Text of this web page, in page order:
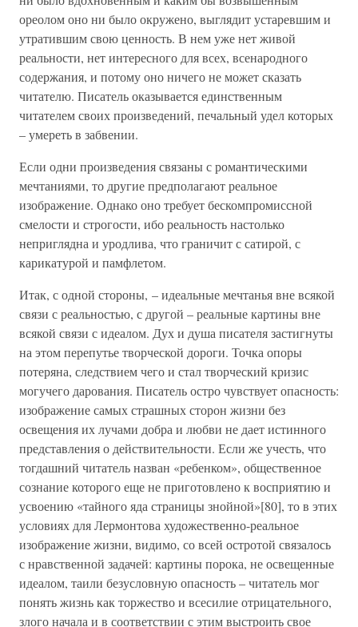
ореолом оно ни было окружено, выглядит устаревшим и
утратившим свою ценность. В нем уже нет живой
реальности, нет интересного для всех, всенародного
содержания, и потому оно ничего не может сказать
читателю. Писатель оказывается единственным
читателем своих произведений, печальный удел которых
– умереть в забвении.
Если одни произведения связаны с романтическими
мечтаниями, то другие предполагают реальное
изображение. Однако оно требует бескомпромиссной
смелости и строгости, ибо реальность настолько
неприглядна и уродлива, что граничит с сатирой, с
карикатурой и памфлетом.
Итак, с одной стороны, – идеальные мечтанья вне всякой
связи с реальностью, с другой – реальные картины вне
всякой связи с идеалом. Дух и душа писателя застигнуты
на этом перепутье творческой дороги. Точка опоры
потеряна, следствием чего и стал творческий кризис
могучего дарования. Писатель остро чувствует опасность:
изображение самых страшных сторон жизни без
освещения их лучами добра и любви не дает истинного
представления о действительности. Если же учесть, что
тогдашний читатель назван «ребенком», общественное
сознание которого еще не приготовлено к восприятию и
усвоению «тайного яда страницы знойной»[80], то в этих
условиях для Лермонтова художественно-реальное
изображение жизни, видимо, со всей остротой связалось
с нравственной задачей: картины порока, не освещенные
идеалом, таили безусловную опасность – читатель мог
понять жизнь как торжество и всесилие отрицательного,
злого начала и в соответствии с этим выстроить свое